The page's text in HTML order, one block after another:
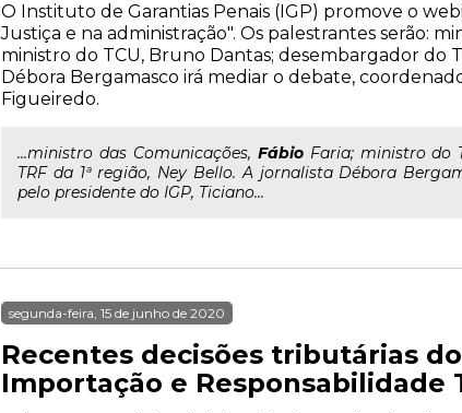
O Instituto de Garantias Penais (IGP) promove o
Justiça e na administração". Os palestrantes serão:
ministro do TCU, Bruno Dantas; desembargador do
Débora Bergamasco irá mediar o debate,
Figueiredo.
...ministro das Comunicações, FábioFaria; ministro do
TRF da 1ª região, Ney Bello. A jornalista Débora
pelo presidente do IGP, Ticiano...
segunda-feira, 15 de junho de 2020
Recentes decisões tributárias do
Importação e Responsabilidade